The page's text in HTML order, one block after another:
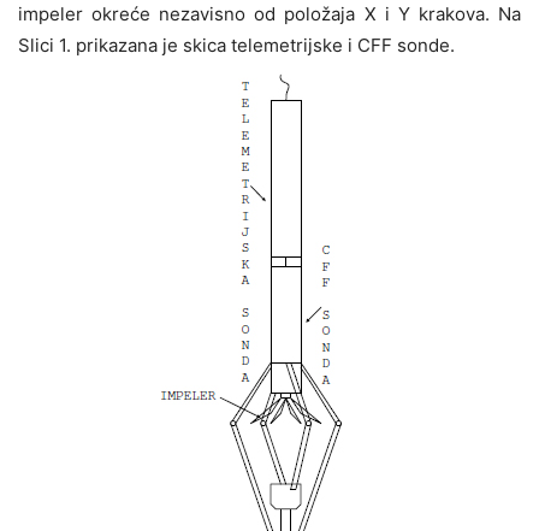
impeler okreće nezavisno od položaja X i Y krakova. Na
Slici 1. prikazana je skica telemetrijske i CFF sonde.